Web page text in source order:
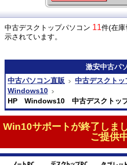
中古デスクトップパソコン 11件(在
示されています。
激安中古パ
中古パソコン直販
中古デスクトッ
Windows10
HP Windows10 中古デスクトッ
Win10サポートが終了しま
ご提供